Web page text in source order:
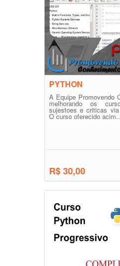
PYTHON
A Equipe Promovendo
melhorando os
sujestoes e criticas
O curso oferecido
R$ 30,00